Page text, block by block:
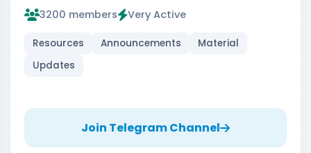
3200 members Very Active
Resources Announcements
Material
Updates
Join Telegram Channel